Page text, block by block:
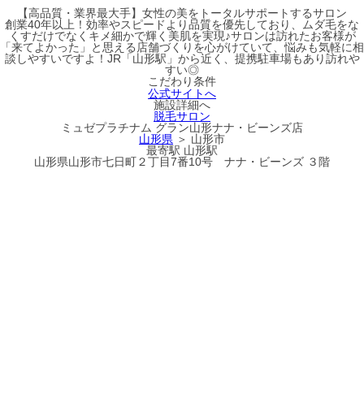
【高品質・業界最大手】女性の美をトータルサポートするサロン
創業40年以上！効率やスピードより品質を優先しており、ムダ毛をな
くすだけでなくキメ細かで輝く美肌を実現♪サロンは訪れたお客様が
「来てよかった」と思える店舗づくりを心がけていて、悩みも気軽に相
談しやすいですよ！JR「山形駅」から近く、提携駐車場もあり訪れや
すい◎
こだわり条件
公式サイトへ
施設詳細へ
脱毛サロン
ミュゼプラチナム グラン山形ナナ・ビーンズ店
山形県 ＞ 山形市
最寄駅 山形駅
山形県山形市七日町２丁目7番10号 ナナ・ビーンズ ３階